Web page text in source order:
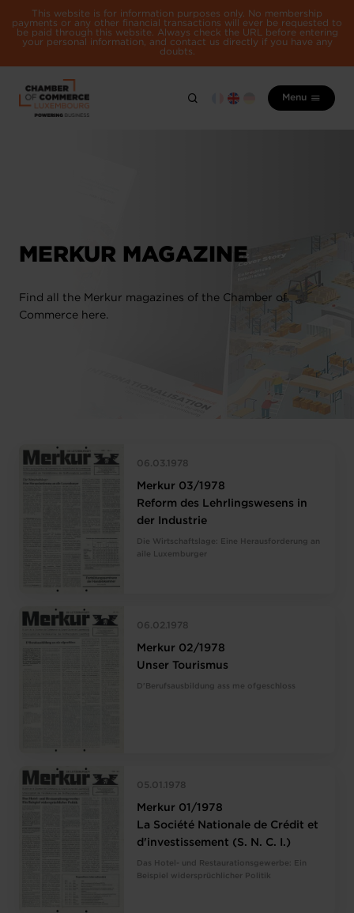
This website is for information purposes only. No membership
payments or any other financial transactions will ever be requested to
be paid through this website. Always check the URL before entering
your personal information, and contact us directly if you have any
doubts.
Menu
MERKUR MAGAZINE
Find all the Merkur magazines of the Chamber of
Commerce here.
06.03.1978
Merkur 03/1978
Reform des Lehrlingswesens in
der Industrie
Die Wirtschaftslage: Eine Herausforderung an
aile Luxemburger
06.02.1978
Merkur 02/1978
Unser Tourismus
D'Berufsausbildung ass me ofgeschloss
05.01.1978
Merkur 01/1978
La Société Nationale de Crédit et
d'investissement (S. N. C. I.)
Das Hotel- und Restaurationsgewerbe: Ein
Beispiel widersprüchlicher Politik